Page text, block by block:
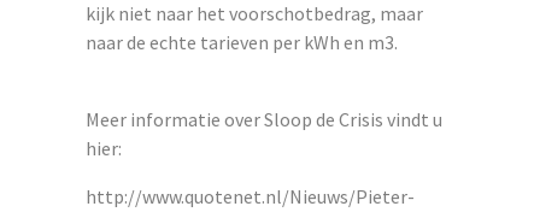
kijk niet naar het voorschotbedrag, maar
naar de echte tarieven per kWh en m3.
Meer informatie over Sloop de Crisis vindt u
hier:
http://www.quotenet.nl/Nieuws/Pieter-